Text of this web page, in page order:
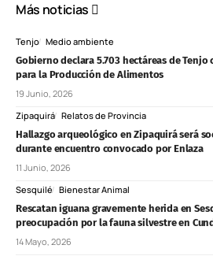
Más noticias
Tenjo Medio ambiente
Gobierno declara 5.703 hectáreas de
para la Producción de Alimentos
19 Junio, 2026
Zipaquirá Relatos de Provincia
Hallazgo arqueológico en Zipaquirá será
durante encuentro convocado por Enlaza
11 Junio, 2026
Sesquilé Bienestar Animal
Rescatan iguana gravemente herida en
preocupación por la fauna silvestre en
14 Mayo, 2026